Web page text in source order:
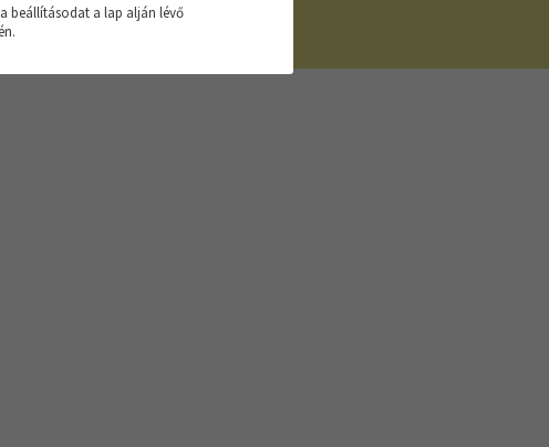
beállításodat a lap alján lévő